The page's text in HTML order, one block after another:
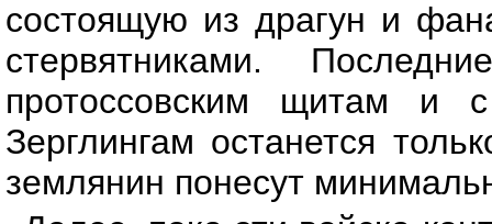
состоящую из драгун и
стервятниками.
протоссовским щитам и
Зерглингам останется
землянин понесут